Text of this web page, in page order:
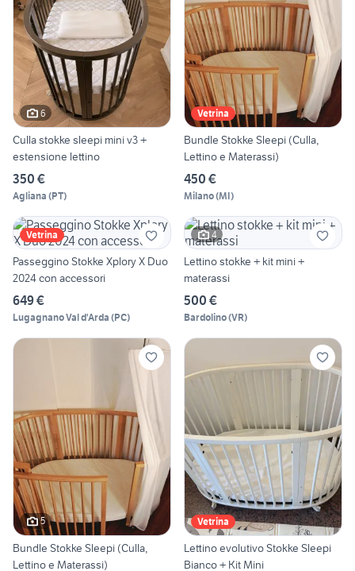
6
Culla stokke sleepi mini v3 +
estensione lettino
350 €
Agliana (PT)
Vetrina
Bundle Stokke Sleepi (Culla,
Lettino e Materassi)
450 €
Milano(MI)
Vetrina
Passeggino Stokke Xplory X Duo
2024 con accessori
649 €
Lugagnano Val d'Arda (PC)
4
Lettino stokke + kit mini +
materassi
500 €
Bardolino(VR)
5
Bundle Stokke Sleepi (Culla,
Lettino e Materassi)
Vetrina
Lettino evolutivo Stokke Sleepi
Bianco + Kit Mini